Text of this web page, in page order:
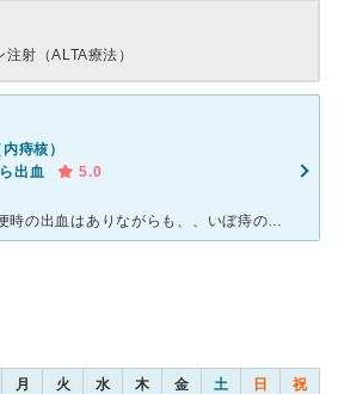
注射（ALTA療法）
痔核）
出血
5.0
20代女です。前から排便時の出血はありながらも、、いぼ痔のようなものが出るけどすぐ引っ込むような症状もありながらも、、病院に行く気にもならず放置。 ある日、小指の第１関節くらいの大きないぼが出てしま
月 火 水 木 金 土 日 祝